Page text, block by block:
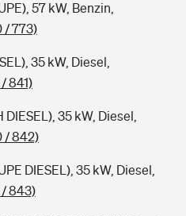
57 kW, Benzin,
/ 773)
35 kW, Diesel,
841)
35 kW, Diesel,
/ 842)
DIESEL), 35 kW, Diesel,
843)